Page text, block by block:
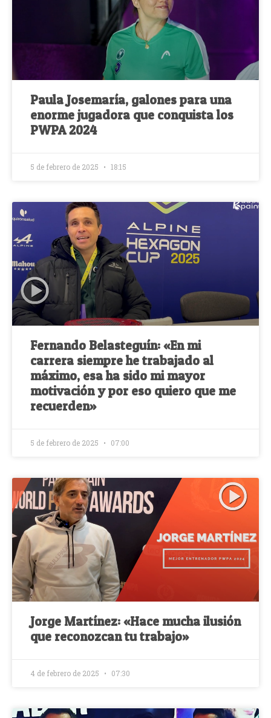
Paula Josemaría, galones para una
enorme jugadora que conquista los
PWPA 2024
5 de febrero de 2025 18:15
Fernando Belasteguín: «En mi
carrera siempre he trabajado al
máximo, esa ha sido mi mayor
motivación y por eso quiero que me
recuerden»
5 de febrero de 2025 07:00
Jorge Martínez: «Hace mucha ilusión
que reconozcan tu trabajo»
4 de febrero de 2025 07:30